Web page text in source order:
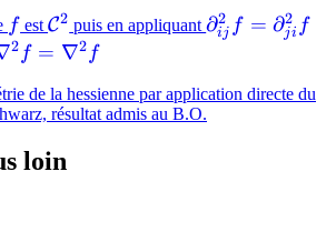
ff est\mathcal{C}^2
C2 puis en appliquant
f
∂ij
2 f = ∂ji
2 f
2 f = ∇2 f
de la hessienne par application directe du
résultat admis au B.O.
loin